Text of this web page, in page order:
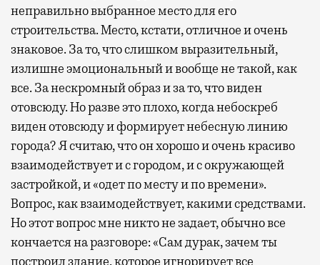
неправильно выбранное место для его
строительства. Место, кстати, отличное и очень
знаковое. За то, что слишком выразительный,
излишне эмоциональный и вообще не такой, как
все. За нескромный образ и за то, что виден
отовсюду. Но разве это плохо, когда небоскреб
виден отовсюду и формирует небесную линию
города? Я считаю, что он хорошо и очень красиво
взаимодействует и с городом, и с окружающей
застройкой, и «одет по месту и по времени».
Вопрос, как взаимодействует, какими средствами.
Но этот вопрос мне никто не задает, обычно все
кончается на разговоре: «Сам дурак, зачем ты
построил здание, которое игнорирует все